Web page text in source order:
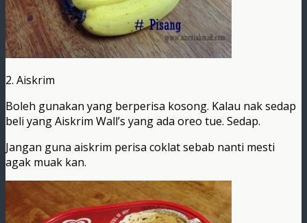
2. Aiskrim
Boleh gunakan yang berperisa kosong. Kalau nak sedap
beli yang Aiskrim Wall’s yang ada oreo tue. Sedap.
Jangan guna aiskrim perisa coklat sebab nanti mesti
agak muak kan.